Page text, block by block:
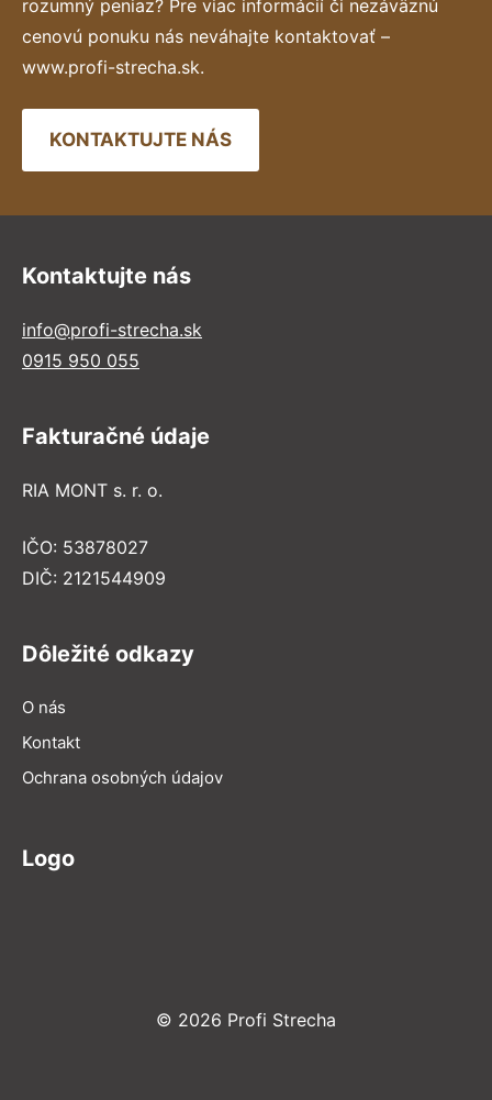
rozumný peniaz? Pre viac informácií či nezáväznú
cenovú ponuku nás neváhajte kontaktovať –
www.profi-strecha.sk.
KONTAKTUJTE NÁS
Kontaktujte nás
info@profi-strecha.sk
0915 950 055
Fakturačné údaje
RIA MONT s. r. o.
IČO: 53878027
DIČ: 2121544909
Dôležité odkazy
O nás
Kontakt
Ochrana osobných údajov
Logo
© 2026 Profi Strecha